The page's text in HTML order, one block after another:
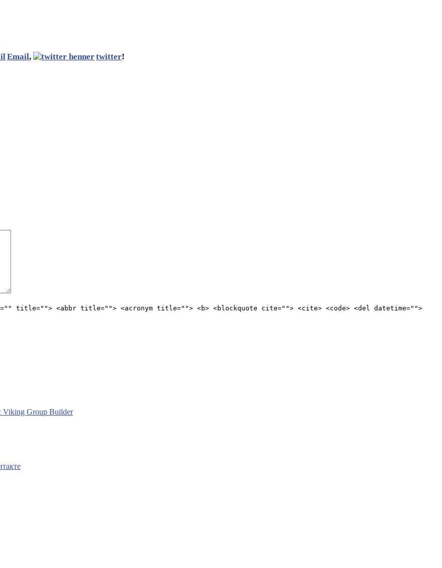
Email, twitter!
title=""> <abbr title=""> <acronym title=""> <b> <blockquote cite=""> <cite> <code> <del datetime="">
Viking Group Builder